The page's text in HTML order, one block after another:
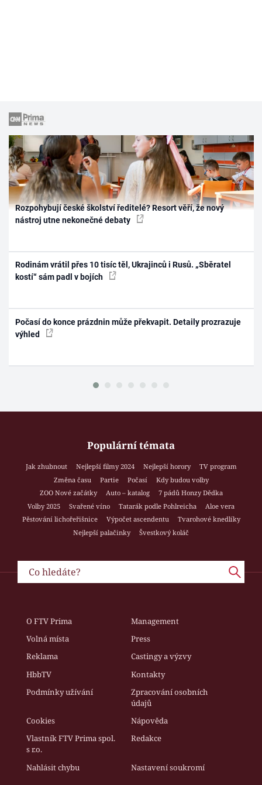
Rozpohybují české školství ředitelé? Resort věří, že nový
nástroj utne nekonečné debaty
Rodinám vrátil přes 10 tisíc těl, Ukrajinců i Rusů. „Sběratel
kostí“ sám padl v bojích
Počasí do konce prázdnin může překvapit. Detaily prozrazuje
výhled
Populární témata
Jak zhubnout Nejlepší filmy 2024 Nejlepší horory
TV program
Změna času
Partie Počasí
Kdy budou volby
ZOO Nové začátky
Auto – katalog
7 pádů Honzy Dědka
Volby 2025
Svařené víno Tatarák podle Pohlreicha
Aloe vera
Pěstování lichořeřišnice
Výpočet ascendentu
Tvarohové knedlíky
Nejlepší palačinky
Švestkový koláč
O FTV Prima
Management
Volná místa
Press
Reklama
Castingy a výzvy
HbbTV
Kontakty
Podmínky užívání
Zpracování osobních
údajů
Cookies
Nápověda
Vlastník FTV Prima spol.
s r.o.
Redakce
Nahlásit chybu Nastavení soukromí